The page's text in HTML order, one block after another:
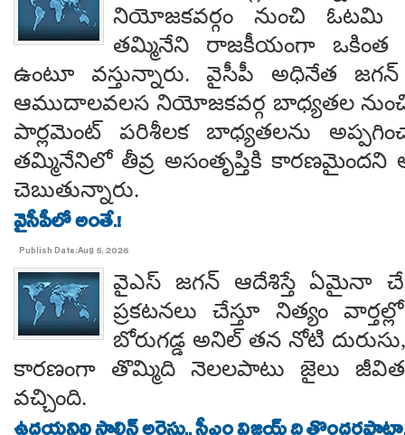
నియోజకవర్గం నుంచి ఓటమి
తమ్మినేని రాజకీయంగా
ఉంటూ వస్తున్నారు. వైసీపీ అధినేత
ఆముదాలవలస నియోజకవర్గ బాధ్యతల నుంచి
పార్లమెంట్ పరిశీలక బాధ్యతలను
తమ్మినేనిలో తీవ్ర అసంతృప్తికి కారణమైందని
చెబుతున్నారు.
వైసీపీలో అంతే.!
Publish Date:Aug 5, 2026
వైఎస్ జగన్ ఆదేశిస్తే ఏమైనా
ప్రకటనలు చేస్తూ నిత్యం
బోరుగడ్డ అనిల్ తన నోటి
కారణంగా తొమ్మిది నెలలపాటు జైలు
వచ్చింది.